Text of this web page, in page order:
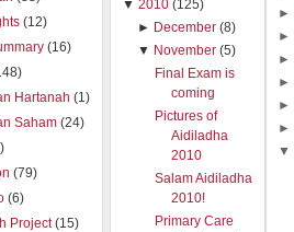
►
►
►
►
►
►
▼
(12)
(16)
Hartanah (1)
Saham (24)
(79)
(6)
Project(15)
▼ 2010 (125)
► December (8)
▼ November (5)
Final Exam is
coming
Pictures of
Aidiladha
2010
Salam Aidiladha
2010!
Primary Care